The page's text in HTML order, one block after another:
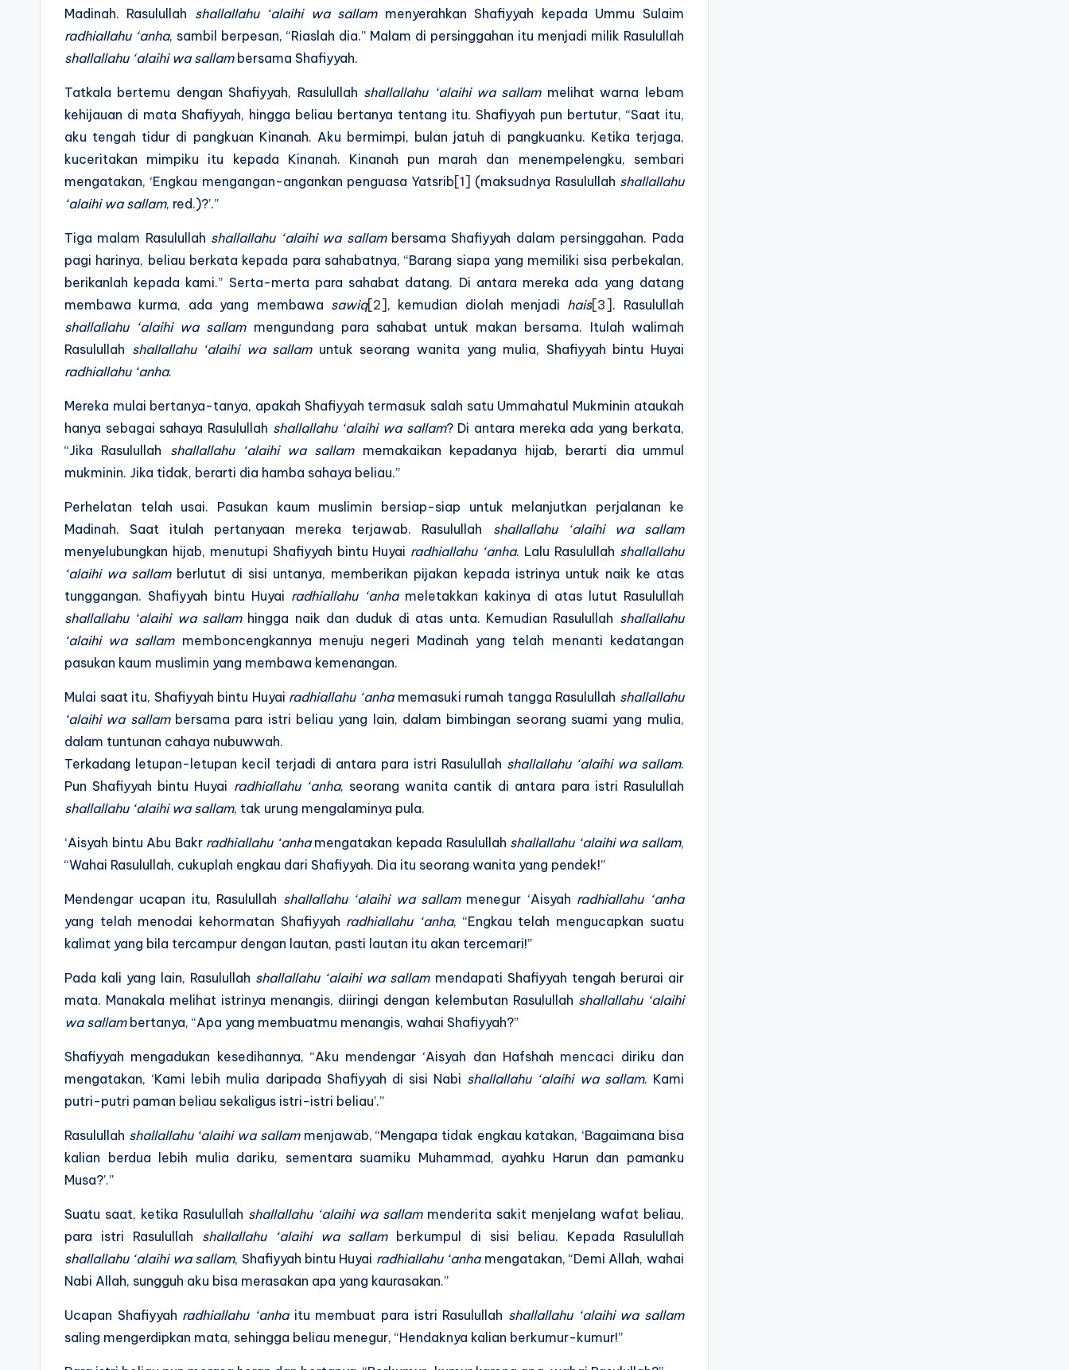
Madinah. Rasulullah shallallahu ‘alaihi wa sallammenyerahkan Shafiyyah kepada Ummu Sulaim
radhiallahu ‘anha, sambil berpesan, “Riaslah dia.” Malam di persinggahan itu menjadi milik Rasulullah
shallallahu ‘alaihi wa sallambersama Shafiyyah.
Tatkala bertemu dengan Shafiyyah, Rasulullah shallallahu ‘alaihi wa sallammelihat warna lebam
kehijauan di mata Shafiyyah, hingga beliau bertanya tentang itu. Shafiyyah pun bertutur, “Saat itu,
aku tengah tidur di pangkuan Kinanah. Aku bermimpi, bulan jatuh di pangkuanku. Ketika terjaga,
kuceritakan mimpiku itu kepada Kinanah. Kinanah pun marah dan menempelengku, sembari
mengatakan, ‘Engkau mengangan-angankan penguasa Yatsrib[1] (maksudnya Rasulullah shallallahu
‘alaihi wa sallam, red.)?’.”
Tiga malam Rasulullah shallallahu ‘alaihi wa sallambersama Shafiyyah dalam persinggahan. Pada
pagi harinya, beliau berkata kepada para sahabatnya, “Barang siapa yang memiliki sisa perbekalan,
berikanlah kepada kami.” Serta-merta para sahabat datang. Di antara mereka ada yang datang
membawa kurma, ada yang membawa sawiq[2] , kemudian diolah menjadi hais[3] . Rasulullah
shallallahu ‘alaihi wa sallammengundang para sahabat untuk makan bersama. Itulah walimah
Rasulullah shallallahu ‘alaihi wa sallamuntuk seorang wanita yang mulia, Shafiyyah bintu Huyai
radhiallahu ‘anha.
Mereka mulai bertanya-tanya, apakah Shafiyyah termasuk salah satu Ummahatul Mukminin ataukah
hanya sebagai sahaya Rasulullah shallallahu ‘alaihi wa sallam? Di antara mereka ada yang berkata,
“Jika Rasulullah shallallahu ‘alaihi wa sallammemakaikan kepadanya hijab, berarti dia ummul
mukminin. Jika tidak, berarti dia hamba sahaya beliau.”
Perhelatan telah usai. Pasukan kaum muslimin bersiap-siap untuk melanjutkan perjalanan ke
Madinah. Saat itulah pertanyaan mereka terjawab. Rasulullah shallallahu ‘alaihi wa sallam
menyelubungkan hijab, menutupi Shafiyyah bintu Huyai radhiallahu ‘anha. Lalu Rasulullah shallallahu
‘alaihi wa sallamberlutut di sisi untanya, memberikan pijakan kepada istrinya untuk naik ke atas
tunggangan. Shafiyyah bintu Huyai radhiallahu ‘anhameletakkan kakinya di atas lutut Rasulullah
shallallahu ‘alaihi wa sallamhingga naik dan duduk di atas unta. Kemudian Rasulullah shallallahu
‘alaihi wa sallammemboncengkannya menuju negeri Madinah yang telah menanti kedatangan
pasukan kaum muslimin yang membawa kemenangan.
Mulai saat itu, Shafiyyah bintu Huyai radhiallahu ‘anhamemasuki rumah tangga Rasulullah shallallahu
‘alaihi wa sallambersama para istri beliau yang lain, dalam bimbingan seorang suami yang mulia,
dalam tuntunan cahaya nubuwwah.
Terkadang letupan-letupan kecil terjadi di antara para istri Rasulullah shallallahu ‘alaihi wa sallam.
Pun Shafiyyah bintu Huyai radhiallahu ‘anha, seorang wanita cantik di antara para istri Rasulullah
shallallahu ‘alaihi wa sallam, tak urung mengalaminya pula.
‘Aisyah bintu Abu Bakr radhiallahu ‘anhamengatakan kepada Rasulullah shallallahu ‘alaihi wa sallam,
“Wahai Rasulullah, cukuplah engkau dari Shafiyyah. Dia itu seorang wanita yang pendek!”
Mendengar ucapan itu, Rasulullah shallallahu ‘alaihi wa sallammenegur ‘Aisyah radhiallahu ‘anha
yang telah menodai kehormatan Shafiyyah radhiallahu ‘anha, “Engkau telah mengucapkan suatu
kalimat yang bila tercampur dengan lautan, pasti lautan itu akan tercemari!”
Pada kali yang lain, Rasulullah shallallahu ‘alaihi wa sallammendapati Shafiyyah tengah berurai air
mata. Manakala melihat istrinya menangis, diiringi dengan kelembutan Rasulullah shallallahu ‘alaihi
wa sallambertanya, “Apa yang membuatmu menangis, wahai Shafiyyah?”
Shafiyyah mengadukan kesedihannya, “Aku mendengar ‘Aisyah dan Hafshah mencaci diriku dan
mengatakan, ‘Kami lebih mulia daripada Shafiyyah di sisi Nabi shallallahu ‘alaihi wa sallam. Kami
putri-putri paman beliau sekaligus istri-istri beliau’.”
Rasulullah shallallahu ‘alaihi wa sallammenjawab, “Mengapa tidak engkau katakan, ‘Bagaimana bisa
kalian berdua lebih mulia dariku, sementara suamiku Muhammad, ayahku Harun dan pamanku
Musa?’.”
Suatu saat, ketika Rasulullah shallallahu ‘alaihi wa sallammenderita sakit menjelang wafat beliau,
para istri Rasulullah shallallahu ‘alaihi wa sallamberkumpul di sisi beliau. Kepada Rasulullah
shallallahu ‘alaihi wa sallam, Shafiyyah bintu Huyai radhiallahu ‘anhamengatakan, “Demi Allah, wahai
Nabi Allah, sungguh aku bisa merasakan apa yang kaurasakan.”
Ucapan Shafiyyah radhiallahu ‘anhaitu membuat para istri Rasulullah shallallahu ‘alaihi wa sallam
saling mengerdipkan mata, sehingga beliau menegur, “Hendaknya kalian berkumur-kumur!”